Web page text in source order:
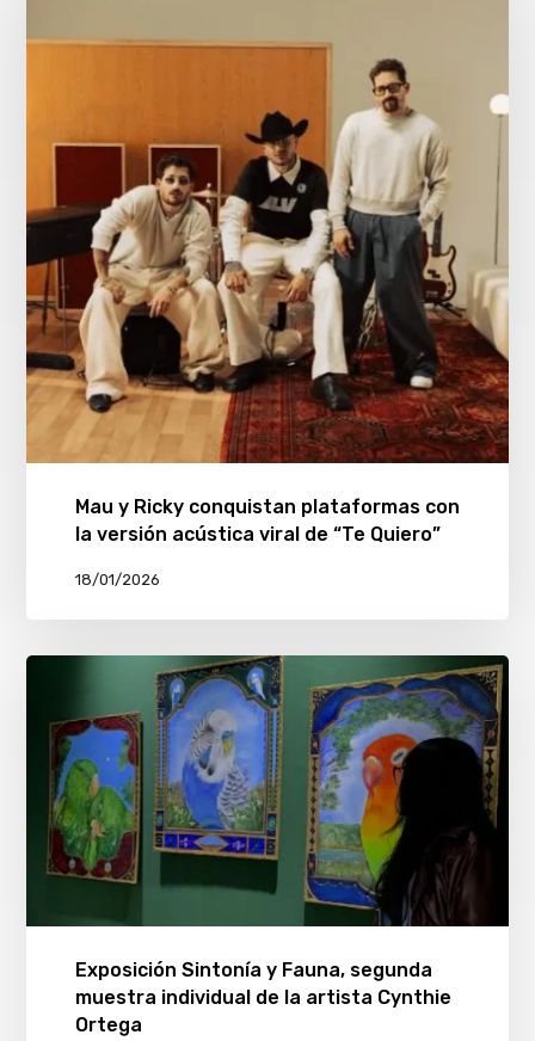
Mau y Ricky conquistan plataformas con
la versión acústica viral de “Te Quiero”
18/01/2026
Exposición Sintonía y Fauna, segunda
muestra individual de la artista Cynthie
Ortega